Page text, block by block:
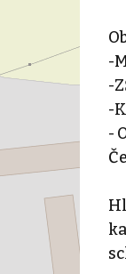
-
-
-
-